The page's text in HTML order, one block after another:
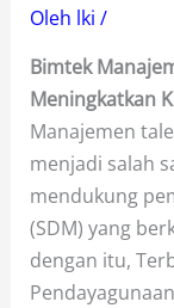
Oleh lki /
Bimtek
Meningkatkan
Manajemen
menjadi salah
mendukung
(SDM) yang
dengan itu,